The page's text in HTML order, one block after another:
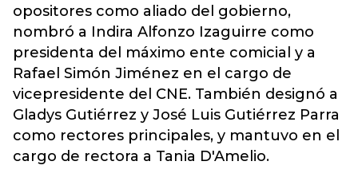
opositores como aliado del gobierno,
nombró a Indira Alfonzo Izaguirre como
presidenta del máximo ente comicial y a
Rafael Simón Jiménez en el cargo de
vicepresidente del CNE. También designó a
Gladys Gutiérrez y José Luis Gutiérrez Parra
como rectores principales, y mantuvo en el
cargo de rectora a Tania D'Amelio.